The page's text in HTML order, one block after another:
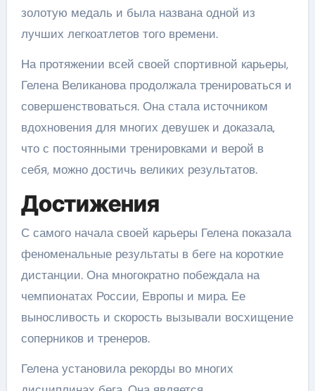
золотую медаль и была названа одной из
лучших легкоатлетов того времени.
На протяжении всей своей спортивной карьеры,
Гелена Великанова продолжала тренироваться и
совершенствоваться. Она стала источником
вдохновения для многих девушек и доказала,
что с постоянными тренировками и верой в
себя, можно достичь великих результатов.
Достижения
С самого начала своей карьеры Гелена показала
феноменальные результаты в беге на короткие
дистанции. Она многократно побеждала на
чемпионатах России, Европы и мира. Ее
выносливость и скорость вызывали восхищение
соперников и тренеров.
Гелена установила рекорды во многих